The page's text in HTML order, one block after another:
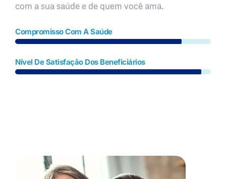
com a sua saúde e de quem você ama.
Compromisso Com A Saúde
Nível De Satisfação Dos Beneficiários